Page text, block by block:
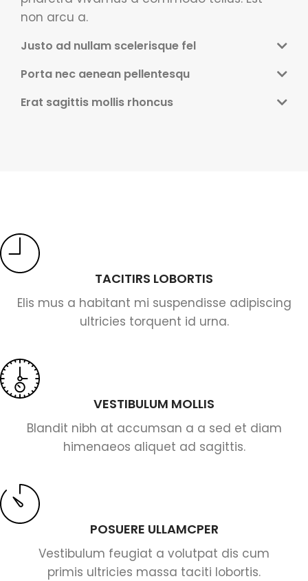
non arcu a.
Justo ad nullam scelerisque fel
Porta nec aenean pellentesqu
Erat sagittis mollis rhoncus
TACITIRS LOBORTIS
Elis mus a habitant mi suspendisse adipiscing
ultricies torquent id urna.
VESTIBULUM MOLLIS
Blandit nibh at accumsan a a sed et diam
himenaeos aliquet ad sagittis.
POSUERE ULLAMCPER
Vestibulum feugiat a volutpat dis cum
primis ultricies massa taciti lobortis.